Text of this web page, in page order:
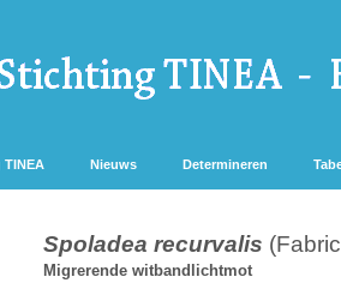
Nieuws Determineren
Spoladea recurvalis
Migrerende witbandlichtmot